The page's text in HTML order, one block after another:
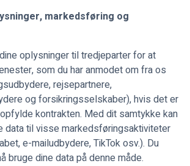
markedsføring og
oplysninger til tredjeparter for at
som du har anmodet om fra os
rejsepartnere,
og forsikringsselskaber), hvis det er
kontrakten. Med dit samtykke kan
data til visse markedsføringsaktiviteter
e-mailudbydere, TikTok osv.). Du
bruge dine data på denne måde.